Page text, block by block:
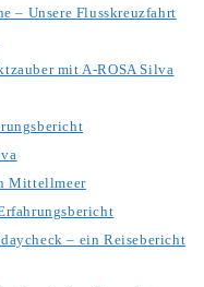
– Unsere Flusskreuzfahrt
mit A-ROSA Silva
Mittellmeer
– ein Reisebericht